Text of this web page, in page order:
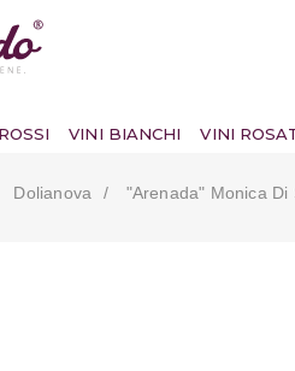
VINI BIANCHI VINI
Dolianova "arenada" Monica Di